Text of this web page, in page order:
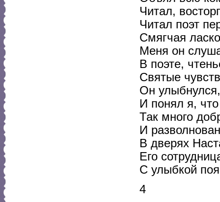
Читал,
Читал поэт
Смягчая
Меня он
В поэте,
Святые
Он
И понял я,
Так много
И
В дверях
Его
С улыбкой
4